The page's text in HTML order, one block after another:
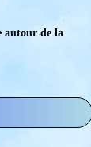
autour de la